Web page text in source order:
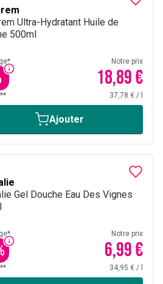
Ultra-Hydratant Huile de
500ml
Notre prix
18,89 €
37,78 € /
Ajouter
Gel Douche Eau Des Vignes
Notre prix
6,99 €
34,95 € /